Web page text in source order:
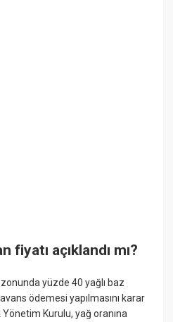
fiyatı açıklandı mı?
yüzde 40 yağlı baz
ödemesi yapılmasını karar
Kurulu, yağ oranına